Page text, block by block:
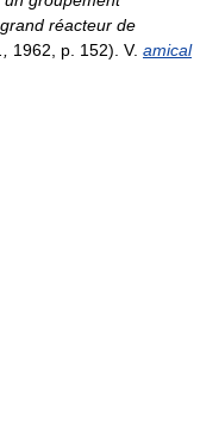
réacteur de
1962, p. 152). V. amical